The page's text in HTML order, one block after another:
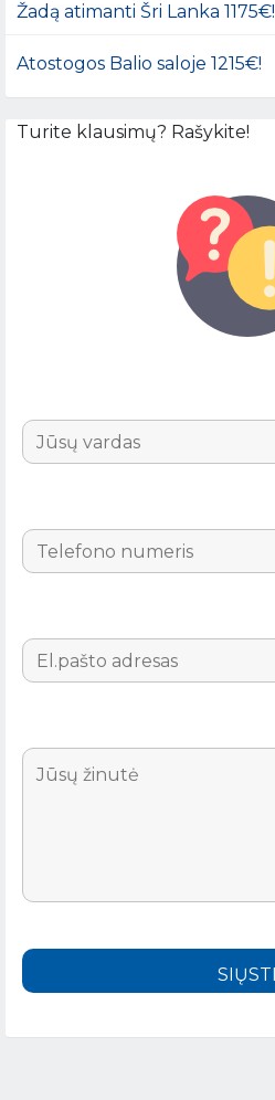
Žadą atimanti Šri Lanka 1175€!
Atostogos Balio saloje 1215€!
Turite klausimų? Rašykite!